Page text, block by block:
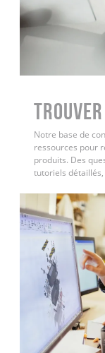
Notre base de
ressources pour
produits. Des
tutoriels